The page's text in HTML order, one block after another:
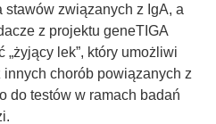
związanych z IgA, a
z projektu geneTIGA
lek”, który umożliwi
innych chorób powiązanych z
do testów w ramach badań